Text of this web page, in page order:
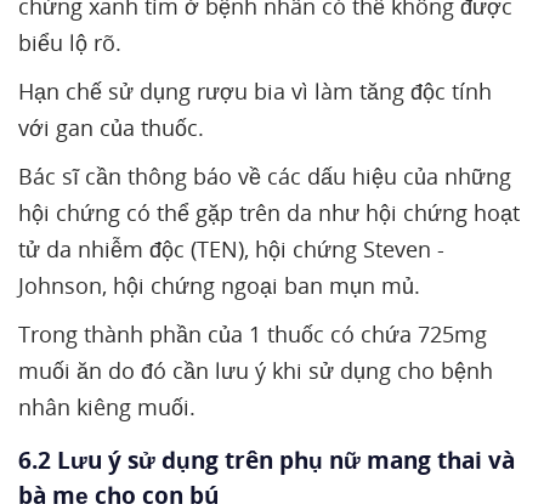
chứng xanh tím ở bệnh nhân có thể không được
biểu lộ rõ.
Hạn chế sử dụng rượu bia vì làm tăng độc tính
với gan của thuốc.
Bác sĩ cần thông báo về các dấu hiệu của những
hội chứng có thể gặp trên da như hội chứng hoạt
tử da nhiễm độc (TEN), hội chứng Steven -
Johnson, hội chứng ngoại ban mụn mủ.
Trong thành phần của 1 thuốc có chứa 725mg
muối ăn do đó cần lưu ý khi sử dụng cho bệnh
nhân kiêng muối.
6.2 Lưu ý sử dụng trên phụ nữ mang thai và
bà mẹ cho con bú